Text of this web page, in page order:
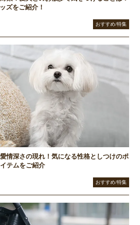
ズをご紹介！
おすすめ/特集
情深さの現れ！気になる性格としつけのポ
テムをご紹介
おすすめ/特集